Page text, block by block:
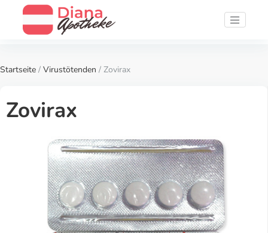
Startseite / Virustötenden / Zovirax
Zovirax